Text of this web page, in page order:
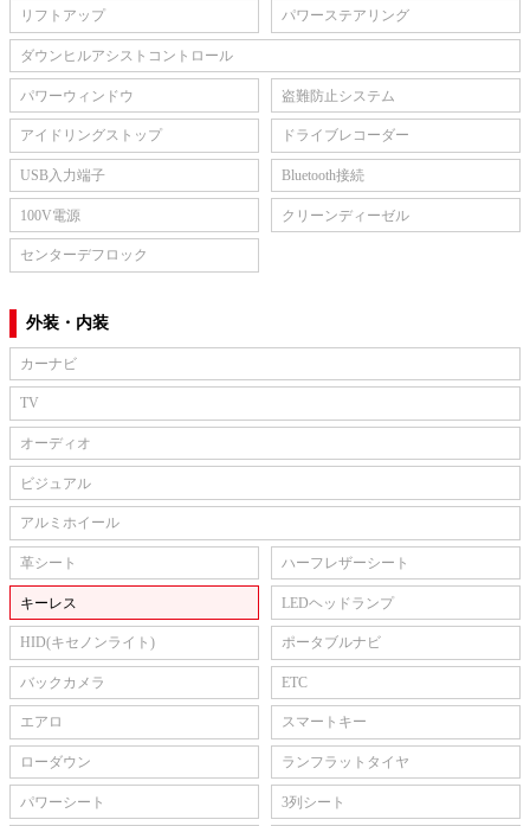
リフトアップ パワーステアリング
ダウンヒルアシストコントロール
パワーウィンドウ 盗難防止システム
アイドリングストップ ドライブレコーダー
USB入力端子 Bluetooth接続
100V電源 クリーンディーゼル
センターデフロック
外装・内装
カーナビ
TV
オーディオ
ビジュアル
アルミホイール
革シート ハーフレザーシート
キーレス LEDヘッドランプ
HID(キセノンライト) ポータブルナビ
バックカメラ ETC
エアロ スマートキー
ローダウン ランフラットタイヤ
パワーシート 3列シート